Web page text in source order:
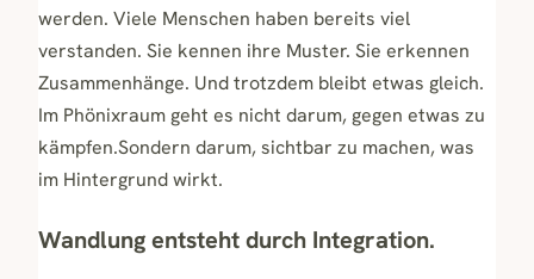
werden. Viele Menschen haben bereits viel
verstanden. Sie kennen ihre Muster. Sie erkennen
Zusammenhänge. Und trotzdem bleibt etwas gleich.
Im Phönixraum geht es nicht darum, gegen etwas zu
kämpfen.Sondern darum, sichtbar zu machen, was
im Hintergrund wirkt.
Wandlung entsteht durch Integration.